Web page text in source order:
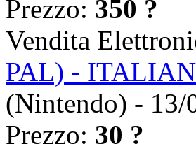
Prezzo: 350 ?
Vendita
PAL) -
(Nintendo) - 13/
Prezzo: 30 ?